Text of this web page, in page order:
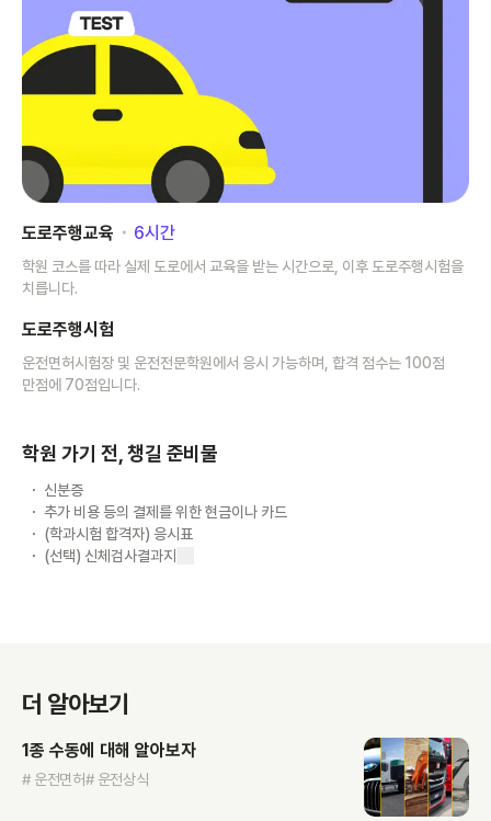
도로주행교육 ･ 6시간
학원 코스를 따라 실제 도로에서 교육을 받는 시간으로, 이후 도로주행시험을
치릅니다.
도로주행시험
운전면허시험장 및 운전전문학원에서 응시 가능하며, 합격 점수는 100점
만점에 70점입니다.
학원 가기 전, 챙길 준비물
신분증
추가 비용 등의 결제를 위한 현금이나 카드
(학과시험 합격자) 응시표
(선택) 신체검사결과지
더 알아보기
1종 수동에 대해 알아보자
# 운전면허# 운전상식